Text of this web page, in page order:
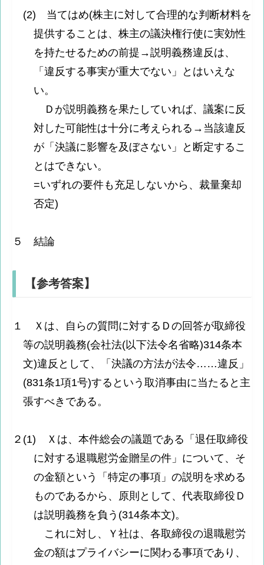
(2) 当てはめ(株主に対して合理的な判断材料を
提供することは、株主の議決権行使に実効性
を持たせるための前提→説明義務違反は、
「違反する事実が重大でない」とはいえな
い。
Ｄが説明義務を果たしていれば、議案に反
対した可能性は十分に考えられる→当該違反
が「決議に影響を及ぼさない」と断定するこ
とはできない。
=いずれの要件も充足しないから、裁量棄却
否定)
５ 結論
【参考答案】
１ Ｘは、自らの質問に対するＤの回答が取締役
等の説明義務(会社法(以下法令名省略)314条本
文)違反として、「決議の方法が法令……違反」
(831条1項1号)するという取消事由に当たると主
張すべきである。
２(1) Ｘは、本件総会の議題である「退任取締役
に対する退職慰労金贈呈の件」について、そ
の金額という「特定の事項」の説明を求める
ものであるから、原則として、代表取締役Ｄ
は説明義務を負う(314条本文)。
これに対し、Ｙ社は、各取締役の退職慰労
金の額はプライバシーに関わる事項であり、